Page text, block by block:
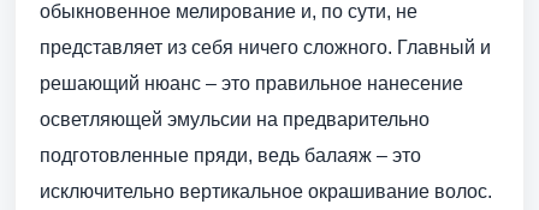
обыкновенное мелирование и, по сути, не
представляет из себя ничего сложного. Главный и
решающий нюанс – это правильное нанесение
осветляющей эмульсии на предварительно
подготовленные пряди, ведь балаяж – это
исключительно вертикальное окрашивание волос.